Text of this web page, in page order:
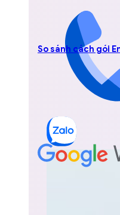
So sánh cách gói